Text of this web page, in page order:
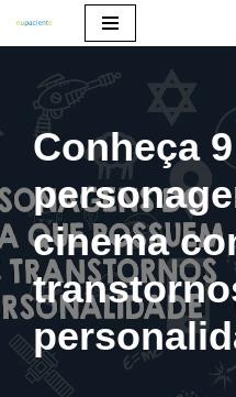
para
conteúdo
Conheça 9
cinema